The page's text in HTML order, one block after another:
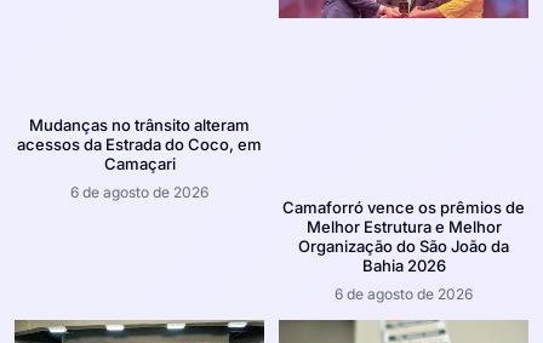
Mudanças no trânsito alteram
acessos da Estrada do Coco, em
Camaçari
6 de agosto de 2026
Camaforró vence os prêmios de
Melhor Estrutura e Melhor
Organização do São João da
Bahia 2026
6 de agosto de 2026